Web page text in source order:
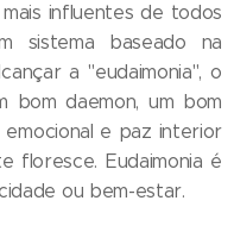
influentes de todos
sistema baseado na
a "eudaimonia", o
bom daemon, um bom
e paz interior
floresce. Eudaimonia é
ou bem-estar.